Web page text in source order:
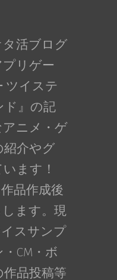
活ブログ
リゲー
ツイステ
ド』の記
ニメ・ゲ
紹介やグ
ます！
品作成後
ます。現
スサンプ
CM・ボ
品投稿等